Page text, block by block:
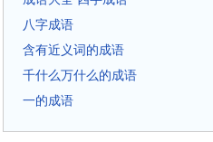
八字成语
含有近义词的成语
千什么万什么的成语
一的成语